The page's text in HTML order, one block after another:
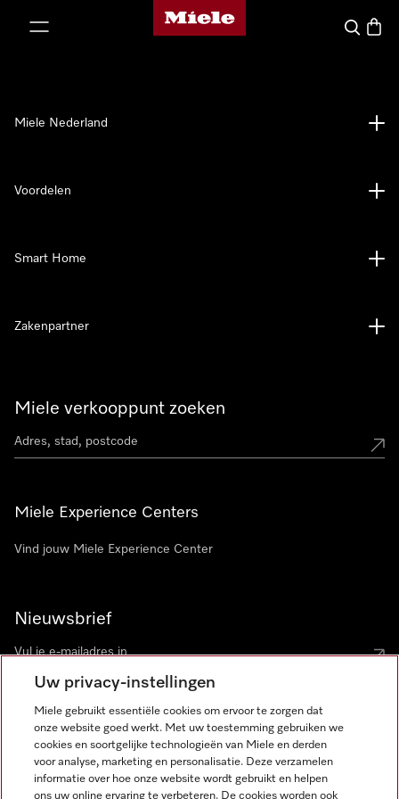
Homepage van Miele
Wat zoek
Miele verkooppunt zoeken
Miele Experience Centers
Vind jouw Miele Experience Center
Nieuwsbrief
Miele Nederland
Voordelen
Smart Home
Zakenpartner
Miele op Instagram
Miele op Facebook
Miele op Youtube
Uw privacy-instellingen
Miele gebruikt essentiële cookies om ervoor te zorgen dat
onze website goed werkt. Met uw toestemming gebruiken we
cookies en soortgelijke technologieën van Miele en derden
voor analyse, marketing en personalisatie. Deze verzamelen
informatie over hoe onze website wordt gebruikt en helpen
ons uw online ervaring te verbeteren. De cookies worden ook